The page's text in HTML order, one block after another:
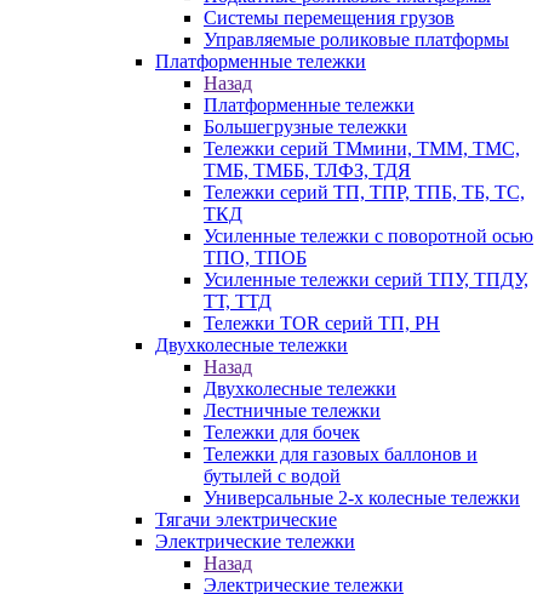
Системы перемещения грузов
Управляемые роликовые платформы
Платформенные тележки
Назад
Платформенные тележки
Большегрузные тележки
Тележки серий ТМмини, ТММ, ТМС,
ТМБ, ТМББ, ТЛФЗ, ТДЯ
Тележки серий ТП, ТПР, ТПБ, ТБ, ТС,
ТКД
Усиленные тележки с поворотной осью
ТПО, ТПОБ
Усиленные тележки серий ТПУ, ТПДУ,
ТТ, ТТД
Тележки TOR серий ТП, PH
Двухколесные тележки
Назад
Двухколесные тележки
Лестничные тележки
Тележки для бочек
Тележки для газовых баллонов и
бутылей с водой
Универсальные 2-х колесные тележки
Тягачи электрические
Электрические тележки
Назад
Электрические тележки